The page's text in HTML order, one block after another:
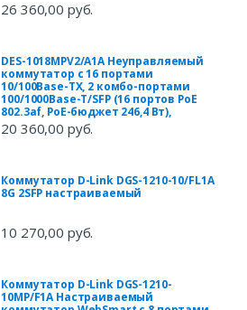
26 360,00 руб.
DES-1018MPV2/A1A Неуправляемый
коммутатор с 16 портами
10/100Base-TX, 2 комбо-портами
100/1000Base-T/SFP (16 портов PoE
802.3af, PoE-бюджет 246,4 Вт),
20 360,00 руб.
Коммутатор D-Link DGS-1210-10/FL1A
8G 2SFP настраиваемый
10 270,00 руб.
Коммутатор D-Link DGS-1210-
10MP/F1A Настраиваемый